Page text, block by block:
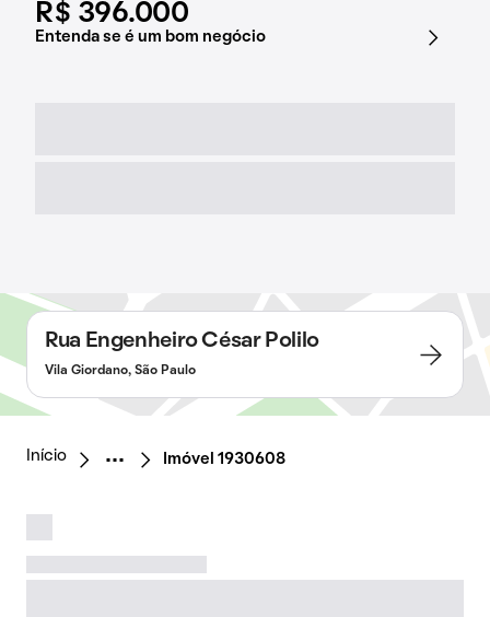
R$ 396.000
Entenda se é um bom negócio
Rua Engenheiro César Polilo
Vila Giordano, São Paulo
Início Imóvel 1930608